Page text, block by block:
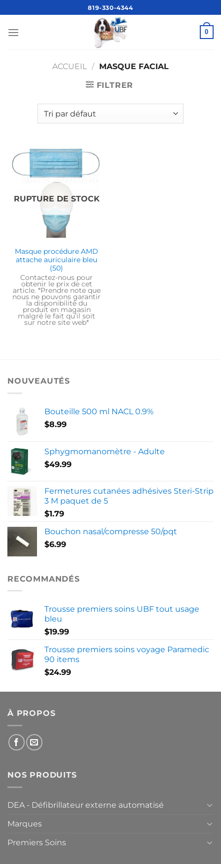
au
contenu
819-330-4344
0
ACCUEIL / MASQUE FACIAL
FILTRER
RUPTURE DE STOCK
Masque procédure AMD
attache auriculaire bleu
(50)
Contactez-nous pour
obtenir le prix de cet
article. *Prendre note que
nous ne pouvons garantir
la disponibilité du
produit en magasin
malgré le fait qu’il soit
sur notre site web*
NOUVEAUTÉS
Bouteille 500 ml NACL 0.9%
$8.99
Sphygmomanomètre - Adulte
$49.99
Fermetures cutanées adhésives Steri-Strip
3 M paquet de 5
$1.79
Bouchon nasal/compresse 50/pqt
$6.99
RECOMMANDÉS
Trousse premiers soins UBF tout usage
bleu
$19.99
Trousse premiers soins voyage Paramedic
90 items
$24.99
À PROPOS
NOS PRODUITS
DEA - Défibrillateur externe automatisé
Marques
Premiers Soins